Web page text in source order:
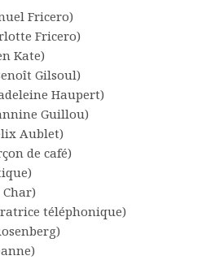
Fricero)
Fricero)
Kate)
Gilsoul)
Haupert)
Guillou)
Aublet)
de café)
Char)
téléphonique)